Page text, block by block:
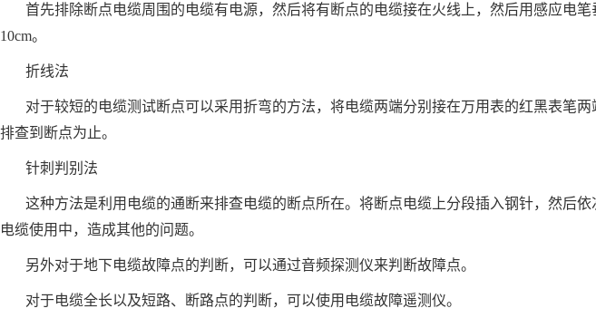
首先排除断点电缆周围的电缆有电源，然后将有断点的电缆接在火线上，然后用感应电
10cm。
折线法
对于较短的电缆测试断点可以采用折弯的方法，将电缆两端分别接在万用表的红黑表笔
排查到断点为止。
针刺判别法
这种方法是利用电缆的通断来排查电缆的断点所在。将断点电缆上分段插入钢针，然后
电缆使用中，造成其他的问题。
另外对于地下电缆故障点的判断，可以通过音频探测仪来判断故障点。
对于电缆全长以及短路、断路点的判断，可以使用电缆故障遥测仪。